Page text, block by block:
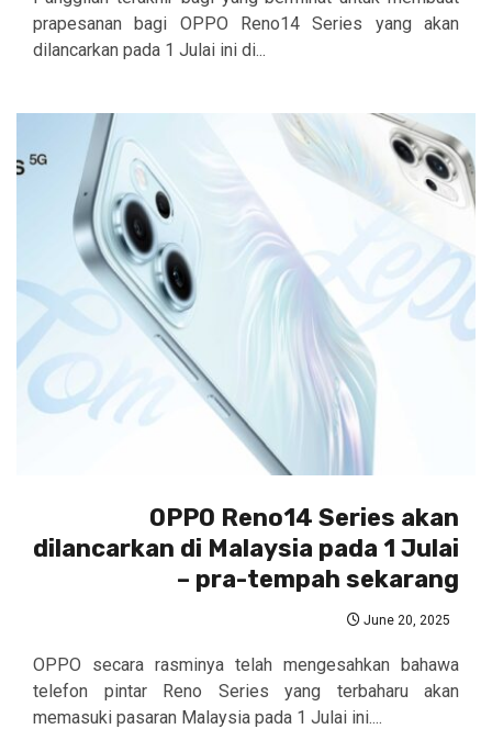
prapesanan bagi OPPO Reno14 Series yang akan
dilancarkan pada 1 Julai ini di...
OPPO Reno14 Series akan
dilancarkan di Malaysia pada 1 Julai
– pra-tempah sekarang
June 20, 2025
OPPO secara rasminya telah mengesahkan bahawa
telefon pintar Reno Series yang terbaharu akan
memasuki pasaran Malaysia pada 1 Julai ini....